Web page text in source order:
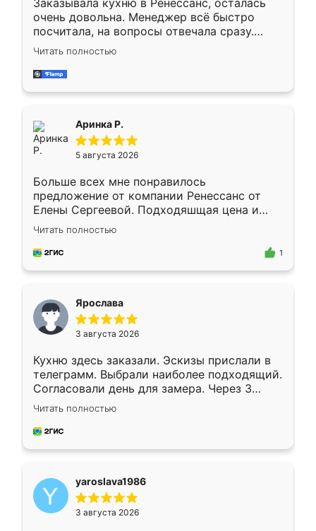
Заказывала кухню в Ренессанс, осталась
очень довольна. Менеджер всё быстро
посчитала, на вопросы отвечала сразу.
Замерщик приехал в субботу, подошёл к
делу со всей ответственностью. Собрали
за день, ребята работали аккуратно, даже
Читать полностью
Аринка Р.
5 августа 2026
Больше всех мне понравилось
предложение от компании Ренессанс от
Елены Сергеевой. Подходяшщая цена и
короткие сроки изготовления. Приехавший
для замера сотрудник Владислав
предложил по моему эскизу самый
Читать полностью
1
Ярослава
3 августа 2026
Кухню здесь заказали. Эскизы прислали в
телеграмм. Выбрали наиболее подходящий.
Согласовали день для замера. Через 3
недели кухня была уже готова. Остались
довольны работой. Спасибо Ренессанс
мебель за качественную работу!
Читать полностью
yaroslava1986
3 августа 2026